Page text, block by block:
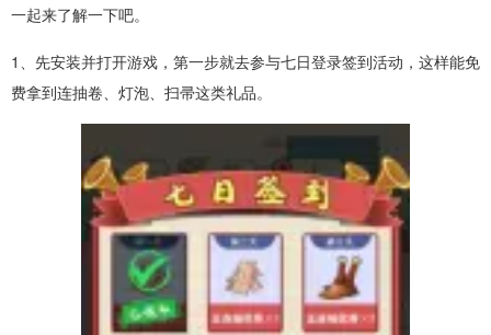
一起来了解一下吧。
1、先安装并打开游戏，第一步就去参与七日登录签到活动，这样能免
费拿到连抽卷、灯泡、扫帚这类礼品。